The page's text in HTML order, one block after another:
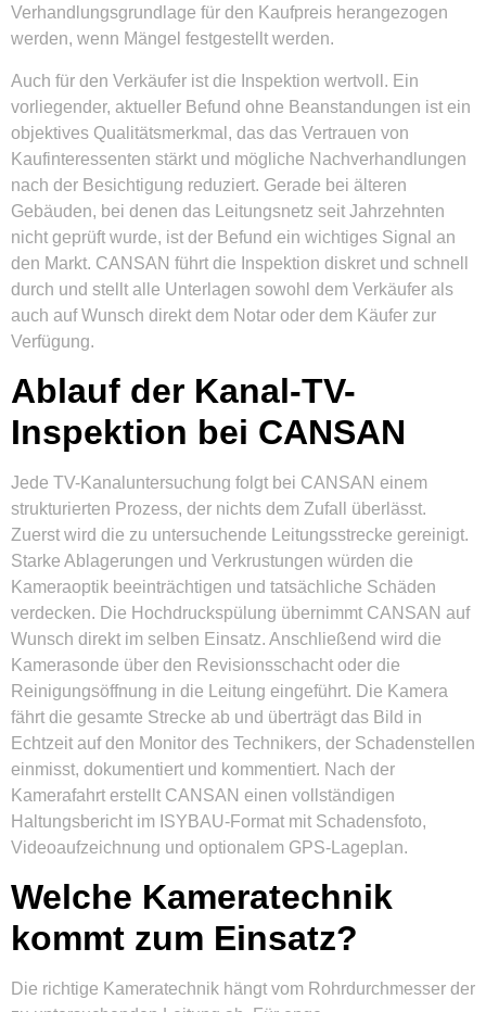
Verhandlungsgrundlage für den Kaufpreis herangezogen
werden, wenn Mängel festgestellt werden.
Auch für den Verkäufer ist die Inspektion wertvoll. Ein
vorliegender, aktueller Befund ohne Beanstandungen ist ein
objektives Qualitätsmerkmal, das das Vertrauen von
Kaufinteressenten stärkt und mögliche Nachverhandlungen
nach der Besichtigung reduziert. Gerade bei älteren
Gebäuden, bei denen das Leitungsnetz seit Jahrzehnten
nicht geprüft wurde, ist der Befund ein wichtiges Signal an
den Markt. CANSAN führt die Inspektion diskret und schnell
durch und stellt alle Unterlagen sowohl dem Verkäufer als
auch auf Wunsch direkt dem Notar oder dem Käufer zur
Verfügung.
Ablauf der Kanal-TV-
Inspektion bei CANSAN
Jede TV-Kanaluntersuchung folgt bei CANSAN einem
strukturierten Prozess, der nichts dem Zufall überlässt.
Zuerst wird die zu untersuchende Leitungsstrecke gereinigt.
Starke Ablagerungen und Verkrustungen würden die
Kameraoptik beeinträchtigen und tatsächliche Schäden
verdecken. Die Hochdruckspülung übernimmt CANSAN auf
Wunsch direkt im selben Einsatz. Anschließend wird die
Kamerasonde über den Revisionsschacht oder die
Reinigungsöffnung in die Leitung eingeführt. Die Kamera
fährt die gesamte Strecke ab und überträgt das Bild in
Echtzeit auf den Monitor des Technikers, der Schadenstellen
einmisst, dokumentiert und kommentiert. Nach der
Kamerafahrt erstellt CANSAN einen vollständigen
Haltungsbericht im ISYBAU-Format mit Schadensfoto,
Videoaufzeichnung und optionalem GPS-Lageplan.
Welche Kameratechnik
kommt zum Einsatz?
Die richtige Kameratechnik hängt vom Rohrdurchmesser der